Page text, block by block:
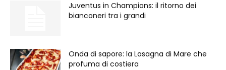
Juventus in Champions: il ritorno dei
bianconeri tra i grandi
Onda di sapore: la Lasagna di Mare che
profuma di costiera